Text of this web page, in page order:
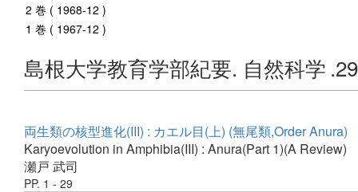
2 巻 ( 1968-12 )
1 巻 ( 1967-12 )
島根大学教育学部紀要. 自然科学
両生類の核型進化(III) : カエル目(上) (無尾類,Order Anura)
Karyoevolution in Amphibia(III) : Anura(Part 1)(A Review)
瀬戸 武司
PP. 1 - 29